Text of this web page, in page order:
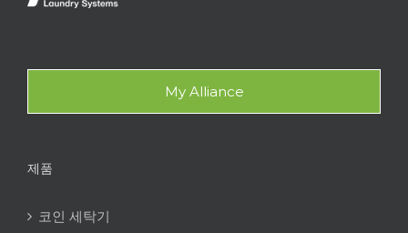
My Alliance
제품
코인 세탁기